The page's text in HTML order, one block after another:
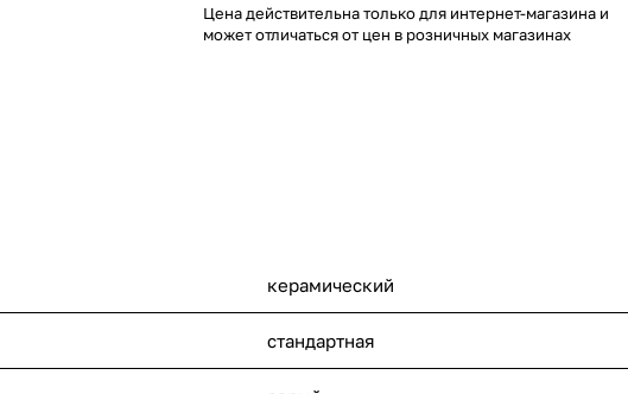
Цена действительна только для интернет-магазина и
может отличаться от цен в розничных магазинах
керамический
стандартная